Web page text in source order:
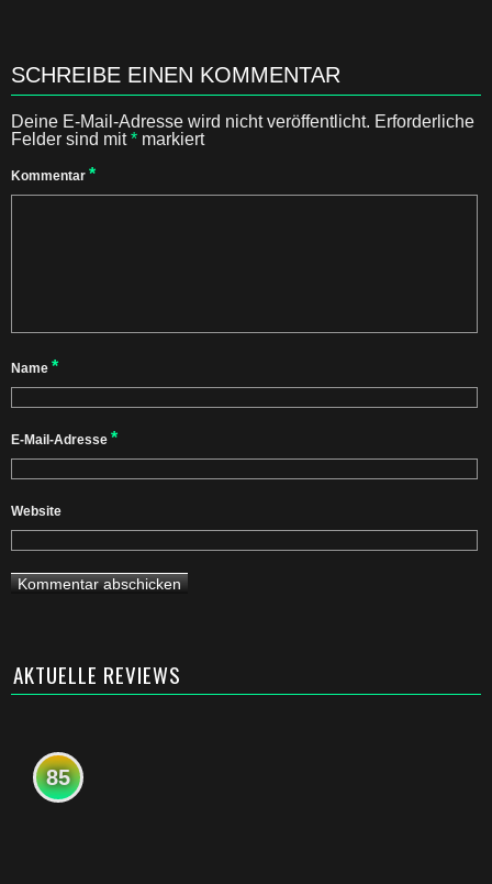
SCHREIBE EINEN KOMMENTAR
Deine E-Mail-Adresse wird nicht veröffentlicht. Erforderliche
Felder sind mit* markiert
Kommentar *
Name *
E-Mail-Adresse *
Website
AKTUELLE REVIEWS
85